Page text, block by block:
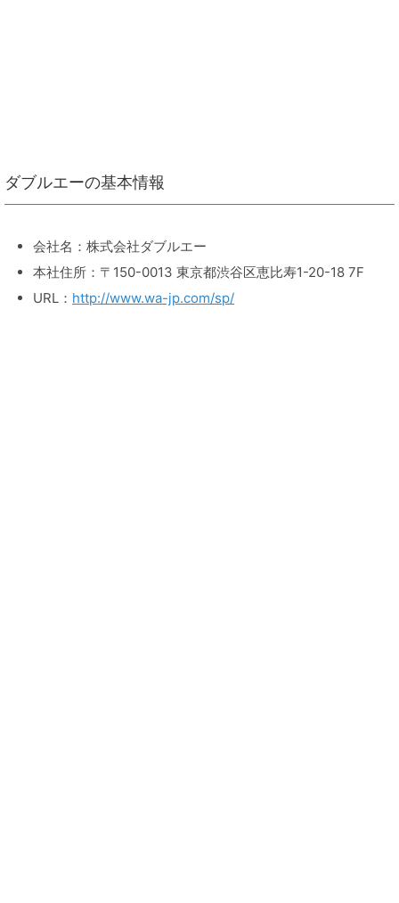
ダブルエーの基本情報
会社名：株式会社ダブルエー
本社住所：〒150-0013 東京都渋谷区恵比寿1-20-18 7F
URL： http://www.wa-jp.com/sp/